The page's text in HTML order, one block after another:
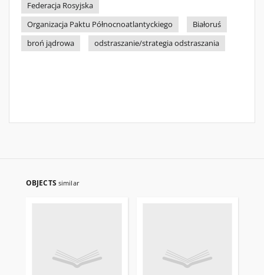
Federacja Rosyjska
Organizacja Paktu Północnoatlantyckiego
Białoruś
broń jądrowa
odstraszanie/strategia odstraszania
OBJECTS similar